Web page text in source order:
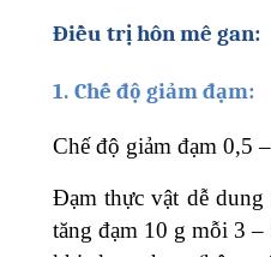
Điều trị hôn mê gan:
1. Chế độ giảm đạm:
Chế độ giảm đạm 0,5
Đạm thực vật dễ
tăng đạm 10 g mỗi 3 –